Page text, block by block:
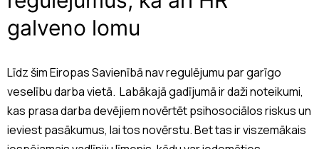
galveno lomu
Līdz šim Eiropas Savienībā nav regulējumu par garīgo
veselību darba vietā. Labākajā gadījumā ir daži noteikumi,
kas prasa darba devējiem novērtēt psihosociālos riskus un
ieviest pasākumus, lai tos novērstu. Bet tas ir viszemākais